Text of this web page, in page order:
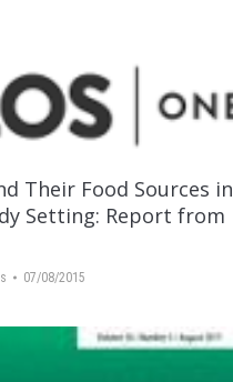
Their Food Sources in
Setting: Report from
07/08/2015